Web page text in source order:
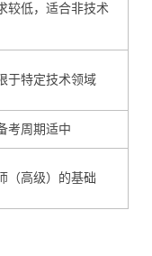
较低，适合非技术
于特定技术领域
考周期适中
（高级）的基础